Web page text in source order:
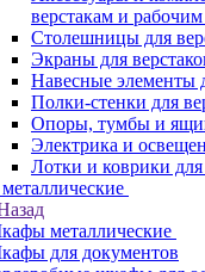
верстакам и
Столешницы для
Экраны для
Навесные элементы
Полки-стенки для
Опоры, тумбы и
Электрика и
Лотки и коврики для
металлические
для документов